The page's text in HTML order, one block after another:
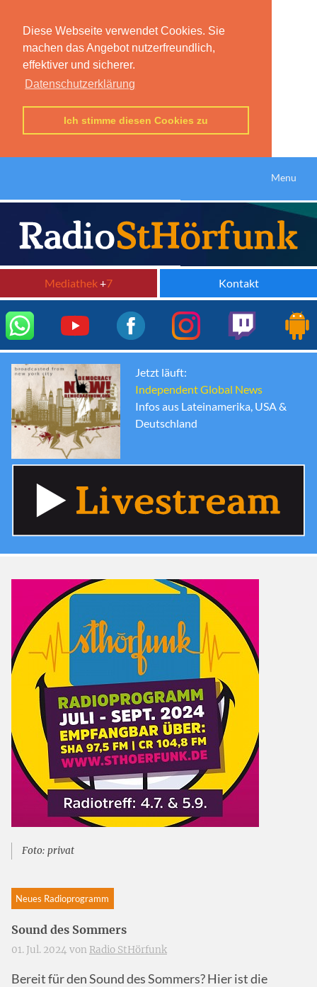
Diese Webseite verwendet Cookies. Sie
machen das Angebot nutzerfreundlich,
effektiver und sicherer.
Datenschutzerklärung
Ich stimme diesen Cookies zu
Menu
Mediathek+7 Kontakt
Jetzt läuft:
Independent Global News
Infos aus Lateinamerika, USA &
Deutschland
Foto: privat
Neues Radioprogramm
Sound des Sommers
01. Jul. 2024 von Radio StHörfunk
Bereit für den Sound des Sommers? Hier ist die